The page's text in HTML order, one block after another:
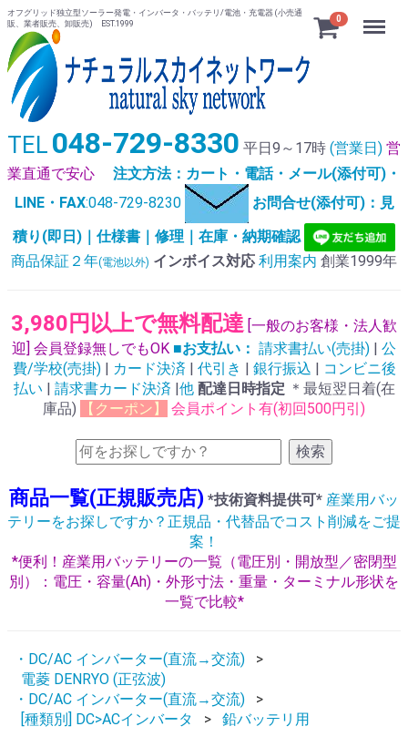
オフグリッド独立型ソーラー発電・インバータ・バッテリ/電池・充電器 (小売通
販、業者販売、卸販売) EST.1999
0 Menu
TEL 048-729-8330 平日9～17時 (営業日) 営
業直通で安心
注文方法：カート・電話・メール(添付可)・
LINE・FAX:048-729-8230
お問合せ(添付可)：見
積り(即日)｜仕様書｜修理｜在庫・納期確認
商品保証２年(電池以外) インボイス対応 利用案内 創業1999年
3,980円以上で無料配達 [一般のお客様・法人歓
迎] 会員登録無しでもOK ■お支払い： 請求書払い(売掛) | 公
費/学校(売掛) | カード決済 | 代引き | 銀行振込 | コンビニ後
払い | 請求書カード決済 |他 配達日時指定 ＊最短翌日着(在
庫品)
【クーポン】 会員ポイント有(初回500円引)
検索
商品一覧(正規販売店) *技術資料提供可* 産業用バッ
テリーをお探しですか？正規品・代替品でコスト削減をご提
案！
*便利！産業用バッテリーの一覧（電圧別・開放型／密閉型
別）：電圧・容量(Ah)・外形寸法・重量・ターミナル形状を
一覧で比較*
・DC/AC インバーター(直流→交流)
電菱 DENRYO (正弦波)
・DC/AC インバーター(直流→交流)
[種類別] DC>ACインバータ
鉛バッテリ用